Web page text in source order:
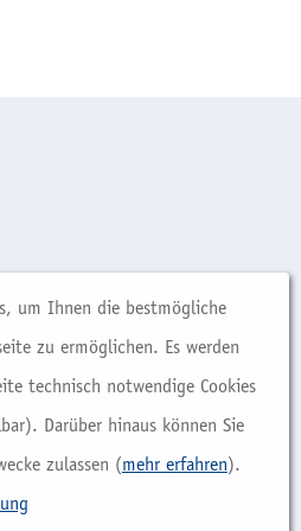
um Ihnen die bestmögliche
zu ermöglichen. Es werden
technisch notwendige Cookies
Darüber hinaus können Sie
zulassen (mehr erfahren).